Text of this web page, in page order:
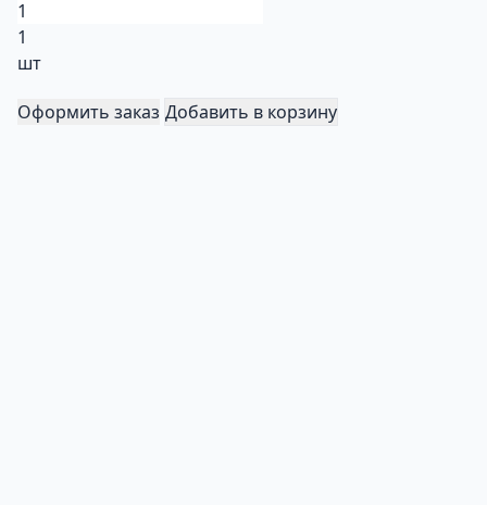
1
шт
Оформить заказ Добавить в корзину